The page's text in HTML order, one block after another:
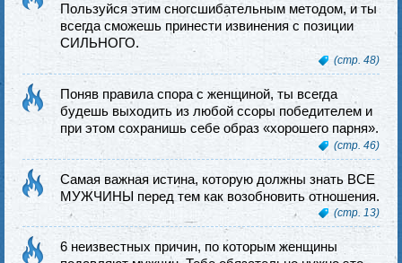
Пользуйся этим сногсшибательным методом, и ты
всегда сможешь принести извинения с позиции
СИЛЬНОГО.
(стр. 48)
Поняв правила спора с женщиной, ты всегда
будешь выходить из любой ссоры победителем и
при этом сохранишь себе образ «хорошего парня».
(стр. 46)
Самая важная истина, которую должны знать ВСЕ
МУЖЧИНЫ перед тем как возобновить отношения.
(стр. 13)
6 неизвестных причин, по которым женщины